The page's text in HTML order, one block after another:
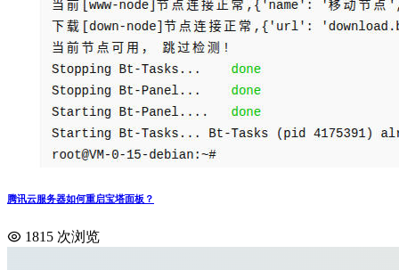
腾讯云服务器如何重启宝塔面板？
1815 次浏览